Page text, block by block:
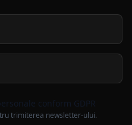
conform GDPR
trimiterea newsletter-ului.